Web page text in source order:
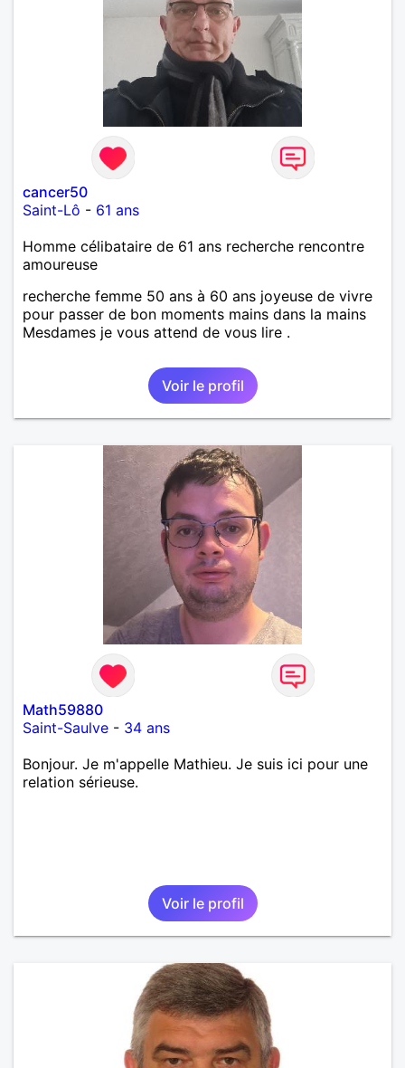
cancer50
Saint-Lô - 61 ans
Homme célibataire de 61 ans recherche rencontre
amoureuse
recherche femme 50 ans à 60 ans joyeuse de vivre
pour passer de bon moments mains dans la mains
Mesdames je vous attend de vous lire .
Voir le profil
Math59880
Saint-Saulve - 34 ans
Bonjour. Je m'appelle Mathieu. Je suis ici pour une
relation sérieuse.
Voir le profil